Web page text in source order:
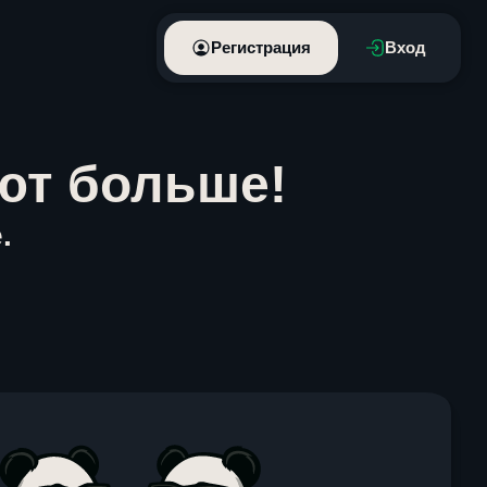
Регистрация Вход
больше!